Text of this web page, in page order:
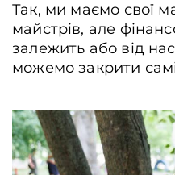
Так, ми маємо свої
майстрів, але
залежить або від
можемо закрити